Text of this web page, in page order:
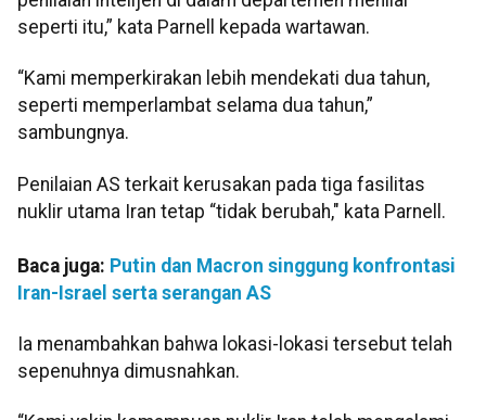
seperti itu,” kata Parnell kepada wartawan.
“Kami memperkirakan lebih mendekati dua tahun,
seperti memperlambat selama dua tahun,”
sambungnya.
Penilaian AS terkait kerusakan pada tiga fasilitas
nuklir utama Iran tetap “tidak berubah," kata Parnell.
Baca juga: Putin dan Macron singgung konfrontasi
Iran-Israel serta serangan AS
Ia menambahkan bahwa lokasi-lokasi tersebut telah
sepenuhnya dimusnahkan.